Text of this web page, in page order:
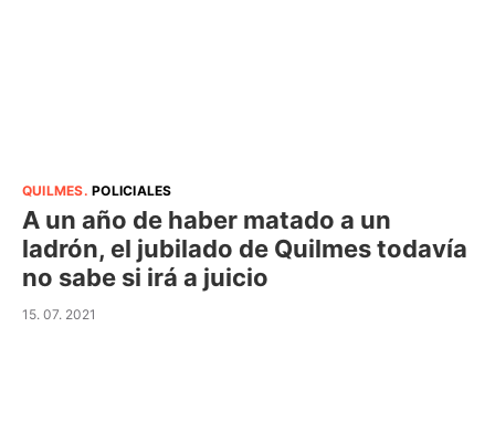
QUILMES.POLICIALES
A un año de haber matado a un
ladrón, el jubilado de Quilmes todavía
no sabe si irá a juicio
15. 07. 2021